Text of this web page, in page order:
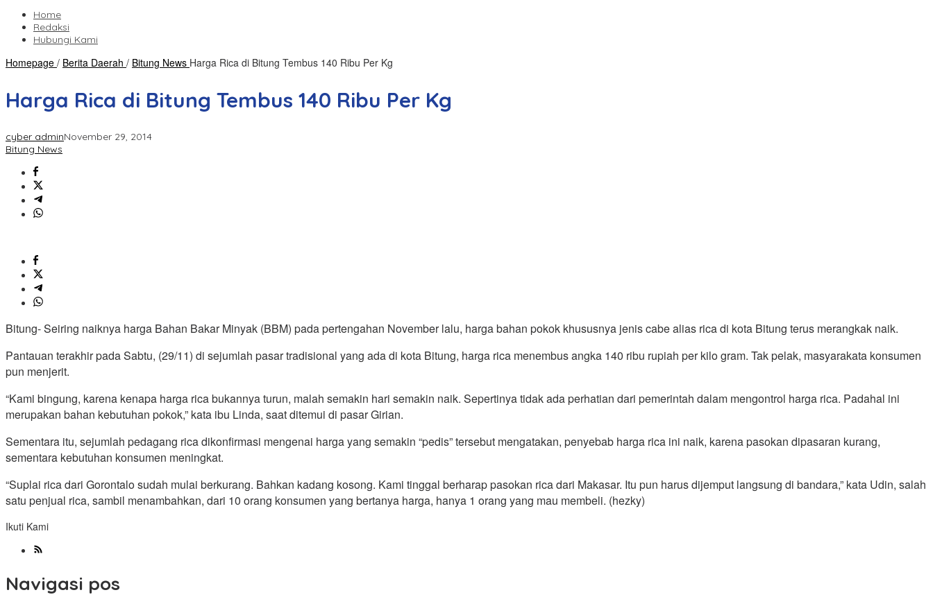
Home
Redaksi
Hubungi Kami
Homepage / Berita Daerah / Bitung News Harga Rica di Bitung Tembus 140 Ribu Per Kg
Harga Rica di Bitung Tembus 140 Ribu Per Kg
cyber adminNovember 29, 2014
Bitung News
Bitung- Seiring naiknya harga Bahan Bakar Minyak (BBM) pada pertengahan November lalu, harga bahan pokok khususnya jenis cabe alias rica di kota Bitung terus merangkak naik.
Pantauan terakhir pada Sabtu, (29/11) di sejumlah pasar tradisional yang ada di kota Bitung, harga rica menembus angka 140 ribu rupiah per kilo gram. Tak pelak, masyarakata konsumen
pun menjerit.
“Kami bingung, karena kenapa harga rica bukannya turun, malah semakin hari semakin naik. Sepertinya tidak ada perhatian dari pemerintah dalam mengontrol harga rica. Padahal ini
merupakan bahan kebutuhan pokok,” kata ibu Linda, saat ditemui di pasar Girian.
Sementara itu, sejumlah pedagang rica dikonfirmasi mengenai harga yang semakin “pedis” tersebut mengatakan, penyebab harga rica ini naik, karena pasokan dipasaran kurang,
sementara kebutuhan konsumen meningkat.
“Suplai rica dari Gorontalo sudah mulai berkurang. Bahkan kadang kosong. Kami tinggal berharap pasokan rica dari Makasar. Itu pun harus dijemput langsung di bandara,” kata Udin, salah
satu penjual rica, sambil menambahkan, dari 10 orang konsumen yang bertanya harga, hanya 1 orang yang mau membeli. (hezky)
Ikuti Kami
Navigasi pos